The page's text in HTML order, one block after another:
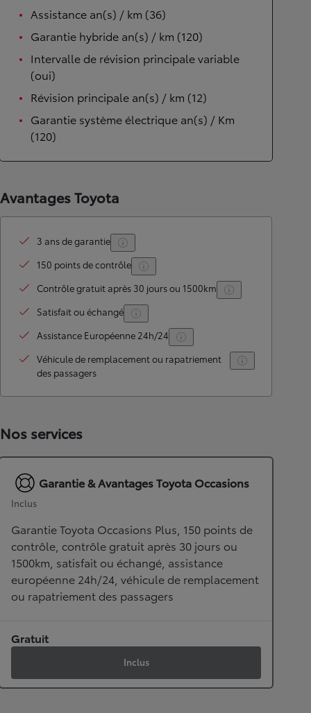
Assistance an(s) / km (36)
Garantie hybride an(s) / km (120)
Intervalle de révision principale variable
(oui)
Révision principale an(s) / km (12)
Garantie système électrique an(s) / Km
(120)
Avantages Toyota
3 ans de garantie
150 points de contrôle
Contrôle gratuit après 30 jours ou 1500km
Satisfait ou échangé
Assistance Européenne 24h/24
Véhicule de remplacement ou rapatriement
des passagers
Nos services
Garantie & Avantages Toyota Occasions
Inclus
Garantie Toyota Occasions Plus, 150 points de
contrôle, contrôle gratuit après 30 jours ou
1500km, satisfait ou échangé, assistance
européenne 24h/24, véhicule de remplacement
ou rapatriement des passagers
Gratuit
Inclus